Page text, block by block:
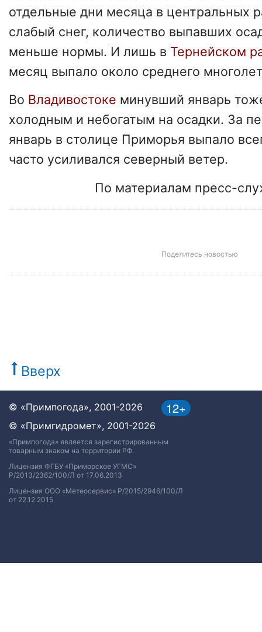
отдельные дни месяца в центральных
слабый снег, количество выпавших
меньше нормы. И лишь в Тернейском
месяц выпало около среднего
Во Владивостоке минувший январь
холодным и небогатым на осадки. За
январь в столице Приморья выпало
часто усиливался северный ветер.
По материалам пресс-
Поделитесь новостью
Вверх
12+
© «Примпогода», 2001-2026
© «Примгидромет», 2001-2026
«Примпогода» является зарегистрированным
товарным знаком на территории РФ.
Лицензия ФГБУ «Приморское УГМС»
Р/2013/2362/100/Л от 17.06.2013
Лицензия ООО «Метеосервис» Р/2015/2946/100/Л
от 22.12.2015